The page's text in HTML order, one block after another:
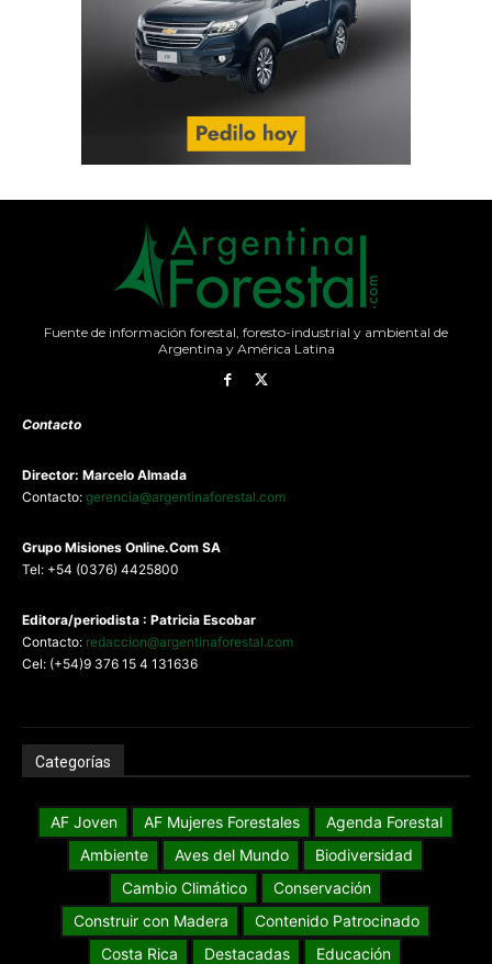
Fuente de información forestal, foresto-industrial y ambiental de
Argentina y América Latina
Contacto
Director: Marcelo Almada
Contacto: gerencia@argentinaforestal.com
Grupo Misiones Online.Com SA
Tel: +54 (0376) 4425800
Editora/periodista : Patricia Escobar
Contacto: redaccion@argentinaforestal.com
Cel: (+54)9 376 15 4 131636
Categorías
AF Joven AF Mujeres Forestales
Agenda Forestal
Ambiente
Aves del Mundo
Biodiversidad
Cambio Climático
Conservación
Construir con Madera
Contenido Patrocinado
Costa Rica
Destacadas
Educación